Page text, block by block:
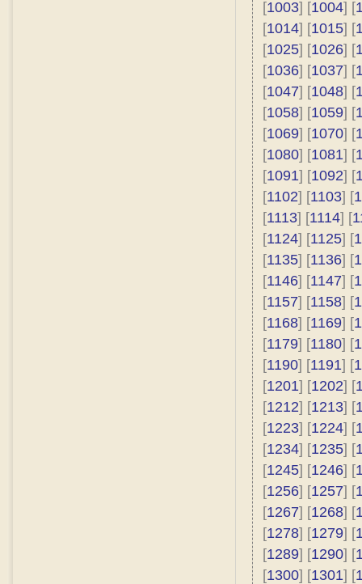
[1003] [1004] [
[1014] [1015] [
[1025] [1026] [
[1036] [1037] [
[1047] [1048] [
[1058] [1059] [
[1069] [1070] [
[1080] [1081] [
[1091] [1092] [
[1102] [1103] [
[1113] [1114] [
[1124] [1125] [
[1135] [1136] [
[1146] [1147] [
[1157] [1158] [
[1168] [1169] [
[1179] [1180] [
[1190] [1191] [
[1201] [1202] [
[1212] [1213] [
[1223] [1224] [
[1234] [1235] [
[1245] [1246] [
[1256] [1257] [
[1267] [1268] [
[1278] [1279] [
[1289] [1290] [
[1300] [1301] [